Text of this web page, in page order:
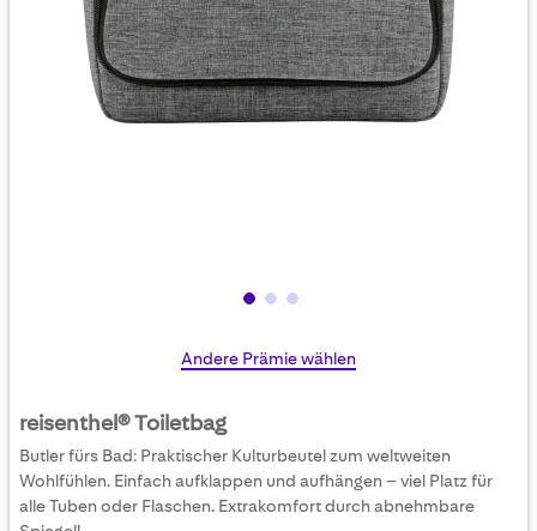
Skip
of
the
images
Andere Prämie wählen
reisenthel® Toiletbag
Butler fürs Bad: Praktischer Kulturbeutel zum weltweiten
Wohlfühlen. Einfach aufklappen und aufhängen – viel Platz für
alle Tuben oder Flaschen. Extrakomfort durch abnehmbare